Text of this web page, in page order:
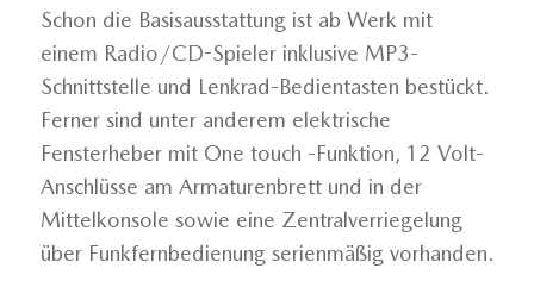
Schon die Basisausstattung ist ab Werk mit
einem Radio/CD-Spieler inklusive MP3-
Schnittstelle und Lenkrad-Bedientasten bestückt.
Ferner sind unter anderem elektrische
Fensterheber mit One touch -Funktion, 12 Volt-
Anschlüsse am Armaturenbrett und in der
Mittelkonsole sowie eine Zentralverriegelung
über Funkfernbedienung serienmäßig vorhanden.